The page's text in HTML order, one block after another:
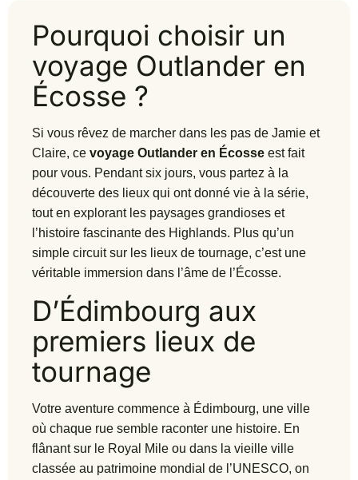
Pourquoi choisir un
voyage Outlander en
Écosse ?
Si vous rêvez de marcher dans les pas de Jamie et
Claire, ce voyage Outlander en Écosse est fait
pour vous. Pendant six jours, vous partez à la
découverte des lieux qui ont donné vie à la série,
tout en explorant les paysages grandioses et
l’histoire fascinante des Highlands. Plus qu’un
simple circuit sur les lieux de tournage, c’est une
véritable immersion dans l’âme de l’Écosse.
D’Édimbourg aux
premiers lieux de
tournage
Votre aventure commence à Édimbourg, une ville
où chaque rue semble raconter une histoire. En
flânant sur le Royal Mile ou dans la vieille ville
classée au patrimoine mondial de l’UNESCO, on